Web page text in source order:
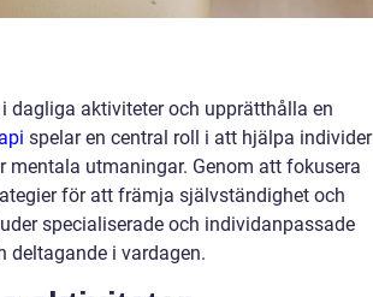
dagliga aktiviteter och upprätthålla en
spelar en central roll i att hjälpa individer
utmaningar. Genom att fokusera
för att främja självständighet och
specialiserade och individanpassade
deltagande i vardagen.